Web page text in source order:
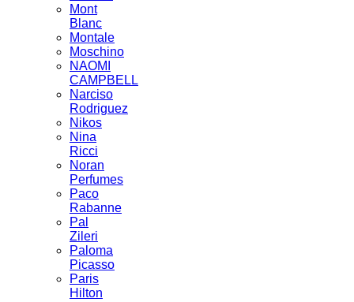
Mont
Blanc
Montale
Moschino
NAOMI
CAMPBELL
Narciso
Rodriguez
Nikos
Nina
Ricci
Noran
Perfumes
Paco
Rabanne
Pal
Zileri
Paloma
Picasso
Paris
Hilton